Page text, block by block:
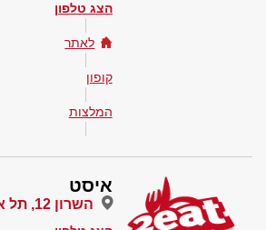
הצג טלפון
לאתר
קופון
המלצות
איסט
השרון 12, תל אביב